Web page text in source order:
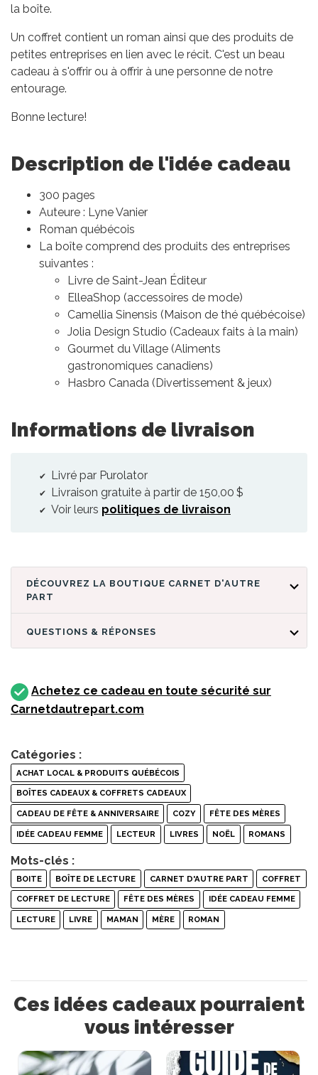
la boîte.
Un coffret contient un roman ainsi que des produits de
petites entreprises en lien avec le récit. C'est un beau
cadeau à s'offrir ou à offrir à une personne de notre
entourage.
Bonne lecture!
Description de l'idée cadeau
300 pages
Auteure : Lyne Vanier
Roman québécois
La boîte comprend des produits des entreprises
suivantes :
Livre de Saint-Jean Éditeur
ElleaShop (accessoires de mode)
Camellia Sinensis (Maison de thé québécoise)
Jolia Design Studio (Cadeaux faits à la main)
Gourmet du Village (Aliments
gastronomiques canadiens)
Hasbro Canada (Divertissement & jeux)
Informations de livraison
Livré par Purolator
Livraison gratuite à partir de 150,00 $
Voir leurs politiques de livraison
DÉCOUVREZ LA BOUTIQUE CARNET D'AUTRE
PART
QUESTIONS & RÉPONSES
Achetez ce cadeau en toute sécurité sur
Carnetdautrepart.com
Catégories :
ACHAT LOCAL & PRODUITS QUÉBÉCOIS
BOÎTES CADEAUX & COFFRETS CADEAUX
CADEAU DE FÊTE & ANNIVERSAIRE COZY FÊTE DES MÈRES
IDÉE CADEAU FEMME LECTEUR LIVRES NOËL ROMANS
Mots-clés :
BOITE BOÎTE DE LECTURE CARNET D'AUTRE PART COFFRET
COFFRET DE LECTURE FÊTE DES MÈRES IDÉE CADEAU FEMME
LECTURE LIVRE MAMAN MÈRE ROMAN
Ces idées cadeaux pourraient
vous intéresser